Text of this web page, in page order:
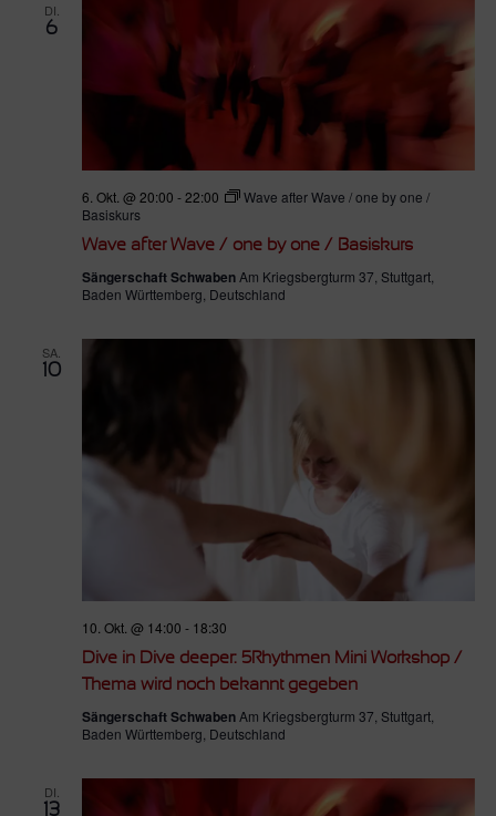
DI.
6
6. Okt. @ 20:00 -22:00
Wave after Wave / one by one /
Basiskurs
Wave after Wave / one by one / Basiskurs
Sängerschaft SchwabenAm Kriegsbergturm 37, Stuttgart,
Baden Württemberg, Deutschland
SA.
10
10. Okt. @ 14:00 - 18:30
Dive in Dive deeper: 5Rhythmen Mini Workshop /
Thema wird noch bekannt gegeben
Sängerschaft Schwaben Am Kriegsbergturm 37, Stuttgart,
Baden Württemberg, Deutschland
DI.
13